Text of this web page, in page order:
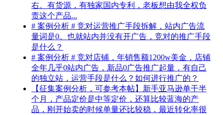
右。有货源，有独家国内专利，老板想由我全权负
责这个产品...
# 案例分析 # 竞对运营推广手段拆解，站内广告流
量词是0。也就站内并没有开广告，竞对的推广手段
是什么？
# 案例分析 # 竞对店铺，年销售额1200w美金，店铺
全年几乎0站内广告，新品0广告推广起量，有自己
的独立站，运营手段是什么？如何进行推广的？
【征集案例分析，可参考本帖】新手亚马逊单干半
个月，产品定价是中等定价，还算比较蓝海的产
品，刚开始卖的时候单量还比较稳，最近转化率很